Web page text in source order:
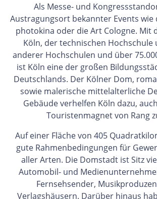
Als Messe- und
Austragungsort bekannter Events wie
photokina oder die Art Cologne. Mit
Köln, der technischen Hochschule
anderer Hochschulen und über
ist Köln eine der großen
Deutschlands. Der Kölner Dom,
sowie malerische mittelalterliche
Gebäude verhelfen Köln dazu,
Touristenmagnet von Rang
Auf einer Fläche von 405
gute Rahmenbedingungen für
aller Arten. Die Domstadt ist Sitz
Automobil- und
Fernsehsender,
Verlagshäusern. Darüber hinaus